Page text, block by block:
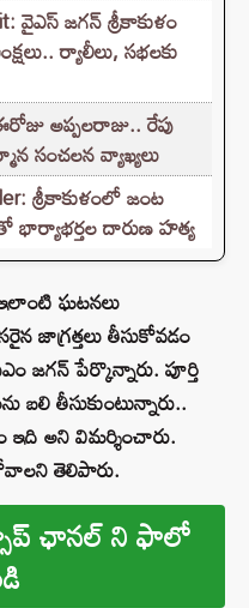
వైఎస్‌ జగన్‌ శ్రీకాకుళం
ర్యాలీలు, సభలకు
అప్పలరాజు.. రేపు
సంచలన వ్యాఖ్యలు
శ్రీకాకుళంలో జంట
భార్యాభర్తల దారుణ హత్య
ఘటనలు
జాగ్రత్తలు తీసుకోవడం
జగన్ పేర్కొన్నారు. పూర్తి
బలి తీసుకుంటున్నారు..
ఇది అని విమర్శించారు.
తెలిపారు.
ఛానల్ ని ఫాలో